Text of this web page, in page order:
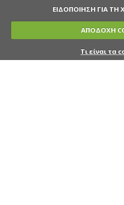
ΕΙΔΟΠΟΙΗΣΗ ΓΙΑ ΤΗ
ΑΠΟΔΟΧΗ
Τι είναι τα